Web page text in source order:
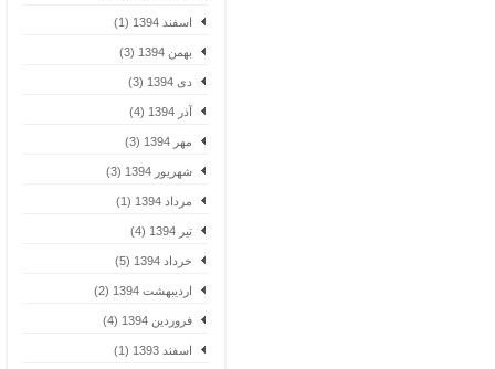
اسفند 1394 (1)
بهمن 1394 (3)
دی 1394 (3)
آذر 1394 (4)
مهر 1394 (3)
شهریور 1394 (3)
مرداد 1394 (1)
تیر 1394 (4)
خرداد 1394 (5)
اردیبهشت 1394 (2)
فروردین 1394 (4)
اسفند 1393 (1)